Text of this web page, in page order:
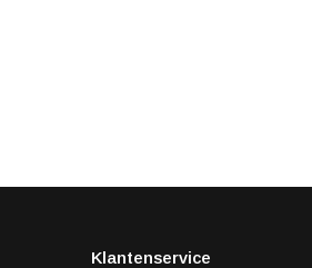
Klantenservice